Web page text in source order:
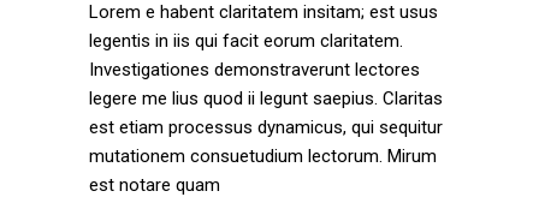
Lorem e habent claritatem insitam; est usus
legentis in iis qui facit eorum claritatem.
Investigationes demonstraverunt lectores
legere me lius quod ii legunt saepius. Claritas
est etiam processus dynamicus, qui sequitur
mutationem consuetudium lectorum. Mirum
est notare quam